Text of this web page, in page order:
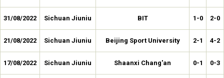
31/08/2022 Sichuan Jiuniu BIT 1-0 2-0
21/08/2022 Sichuan Jiuniu Beijing Sport University 2-1 4-2
17/08/2022 Sichuan Jiuniu Shaanxi Chang'an 0-1 0-3